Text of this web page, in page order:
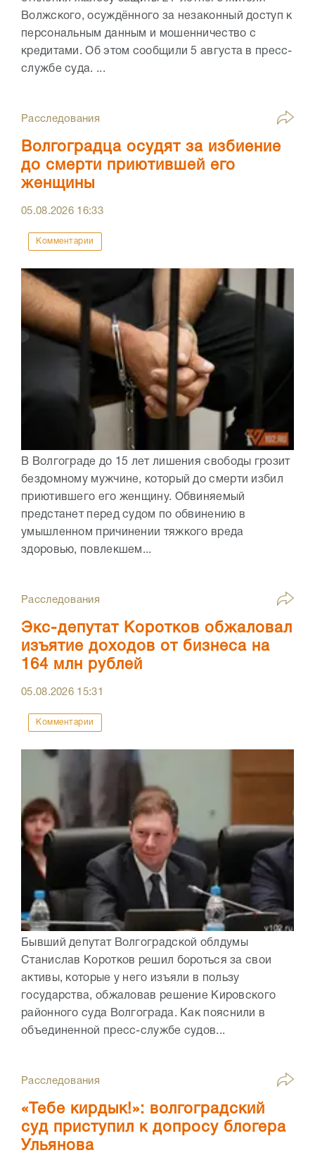
Волжского, осуждённого за незаконный доступ к
персональным данным и мошенничество с
кредитами. Об этом сообщили 5 августа в пресс-
службе суда. ...
Расследования
Волгоградца осудят за избиение
до смерти приютившей его
женщины
05.08.2026 16:33
Комментарии
В Волгограде до 15 лет лишения свободы грозит
бездомному мужчине, который до смерти избил
приютившего его женщину. Обвиняемый
предстанет перед судом по обвинению в
умышленном причинении тяжкого вреда
здоровью, повлекшем...
Расследования
Экс-депутат Коротков обжаловал
изъятие доходов от бизнеса на
164 млн рублей
05.08.2026 15:31
Комментарии
Бывший депутат Волгоградской облдумы
Станислав Коротков решил бороться за свои
активы, которые у него изъяли в пользу
государства, обжаловав решение Кировского
районного суда Волгограда. Как пояснили в
объединенной пресс-службе судов...
Расследования
«Тебе кирдык!»: волгоградский
суд приступил к допросу блогера
Ульянова